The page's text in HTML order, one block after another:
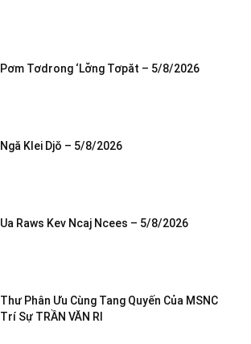
Pơm Tơdrong ‘Lơ̆ng Tơpăt – 5/8/2026
Ngă Klei Djŏ – 5/8/2026
Ua Raws Kev Ncaj Ncees – 5/8/2026
Thư Phân Ưu Cùng Tang Quyến Của MSNC
Trí Sự TRẦN VĂN RI